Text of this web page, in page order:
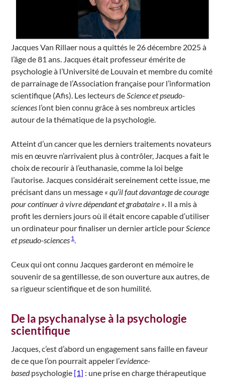
Jacques Van Rillaer nous a quittés le 26 décembre 2025 à
l’âge de 81 ans. Jacques était professeur émérite de
psychologie à l’Université de Louvain et membre du comité
de parrainage de l’Association française pour l’information
scientifique (Afis). Les lecteurs de Science et pseudo-
sciences l’ont bien connu grâce à ses nombreux articles
autour de la thématique de la psychologie.
Atteint d’un cancer que les derniers traitements novateurs
mis en œuvre n’arrivaient plus à contrôler, Jacques a fait le
choix de recourir à l’euthanasie, comme la loi belge
l’autorise. Jacques considérait sereinement cette issue, me
précisant dans un message « qu’il faut davantage de courage
pour continuer à vivre dépendant et grabataire » . Il a mis à
profit les derniers jours où il était encore capable d’utiliser
un ordinateur pour finaliser un dernier article pour Science
et pseudo-sciences 1.
Ceux qui ont connu Jacques garderont en mémoire le
souvenir de sa gentillesse, de son ouverture aux autres, de
sa rigueur scientifique et de son humilité.
De la psychanalyse à la psychologie
scientifique
Jacques, c’est d’abord un engagement sans faille en faveur
de ce que l’on pourrait appeler l’evidence-
basedpsychologie [1] : une prise en charge thérapeutique